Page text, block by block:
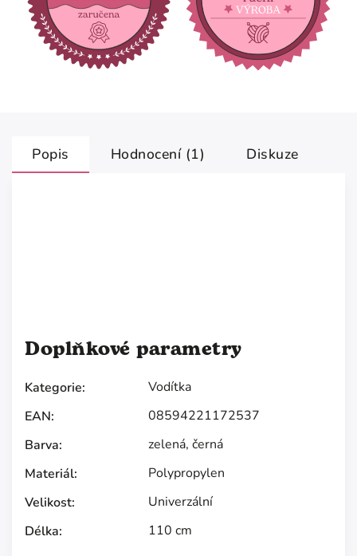
Popis Hodnocení (1) Diskuze
Doplňkové parametry
Kategorie:
Vodítka
EAN:
08594221172537
Barva: zelená, černá
Materiál:
Polypropylen
Velikost:
Univerzální
Délka: 110 cm